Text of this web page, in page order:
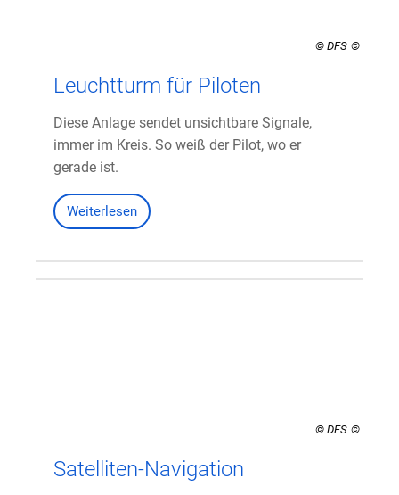
© DFS
Leuchtturm für Piloten
Diese Anlage sendet unsichtbare Signale,
immer im Kreis. So weiß der Pilot, wo er
gerade ist.
Weiterlesen
© DFS
Satelliten-Navigation